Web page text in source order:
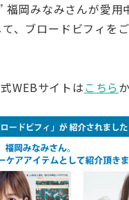
福岡みなみさんが愛用
、ブロードビフィを
WEBサイトはこちら